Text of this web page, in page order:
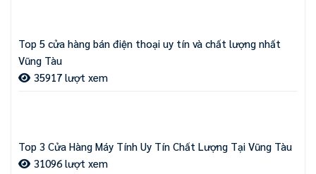
Top 5 cửa hàng bán điện thoại uy tín và chất lượng nhất
Vũng Tàu
35917 lượt xem
Top 3 Cửa Hàng Máy Tính Uy Tín Chất Lượng Tại Vũng Tàu
31096 lượt xem